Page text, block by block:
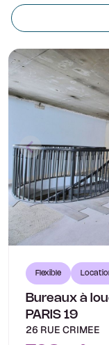
Flexible
Bureaux à
PARIS 19
26 RUE CRIMEE